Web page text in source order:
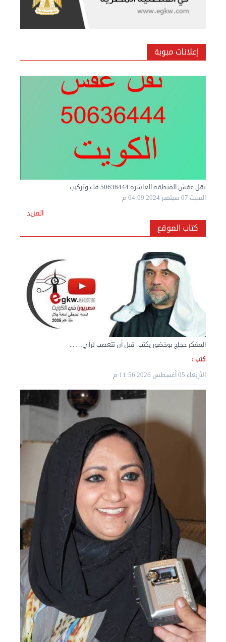
إعلانات مبوبة
نقل عفش المنطقه العاشره 50636444 فك وتركيب ...
السبت 07 سبتمبر 2024 04:08 م
نقل عفش الكويت 50636444 فك وتركيب ايكيا محلي ...
الثلاثاء 03 سبتمبر 2024 07:06 م
المزيد
كتاب الموقع
المفكر حجاج بوخضور يكتب: قبل أن تتعصب لرأي… ...
كتب :
الأربعاء 05 أغسطس 2026 11:56 م